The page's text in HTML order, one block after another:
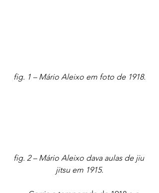
fig. 1 – Mário Aleixo em foto de 1918.
fig. 2 – Mário Aleixo dava aulas de jiu
jitsu em 1915.